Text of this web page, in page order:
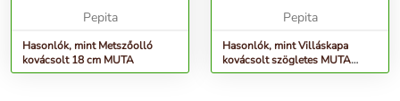
Pepita
Hasonlók, mint Metszőolló
kovácsolt 18 cm MUTA
Pepita
Hasonlók, mint Villáskapa
kovácsolt szögletes MUTA
NYELEZETT